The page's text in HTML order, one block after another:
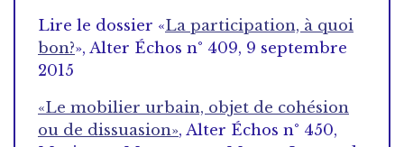
Lire le dossier «La participation, à quoi
bon?», Alter Échos n° 409, 9 septembre
2015
«Le mobilier urbain, objet de cohésion
ou de dissuasion», Alter Échos n° 450,